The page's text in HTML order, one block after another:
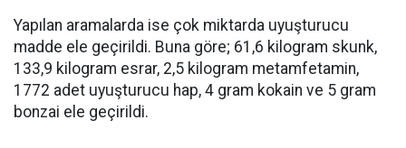
Yapılan aramalarda ise çok miktarda uyuşturucu
madde ele geçirildi. Buna göre; 61,6 kilogram skunk,
133,9 kilogram esrar, 2,5 kilogram metamfetamin,
1772 adet uyuşturucu hap, 4 gram kokain ve 5 gram
bonzai ele geçirildi.